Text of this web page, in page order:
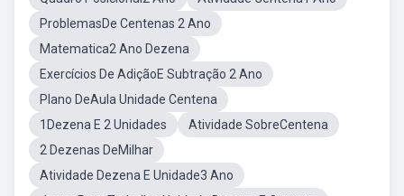
ProblemasDe Centenas 2 Ano
Matematica2 Ano Dezena
Exercícios De AdiçãoE Subtração 2 Ano
Plano DeAula Unidade Centena
1Dezena E 2 Unidades
Atividade SobreCentena
2 Dezenas DeMilhar
Atividade Dezena E Unidade3 Ano